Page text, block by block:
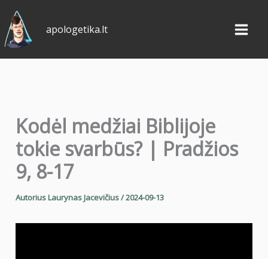
Pereiti
prie
turinio
apologetika.lt
Kodėl medžiai Biblijoje
tokie svarbūs? | Pradžios
9, 8-17
AutoriusLaurynas Jacevičius/2024-09-13